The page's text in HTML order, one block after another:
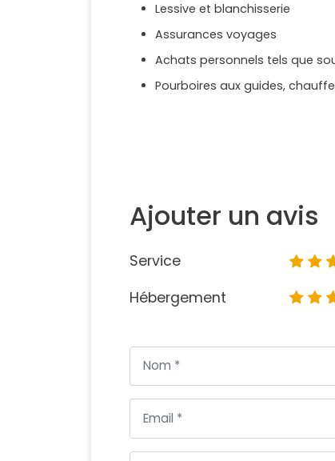
Lessive et blanchisserie
Assurances voyages
Achats personnels tels que
Pourboires aux guides,
Ajouter un avis
Service
Hébergement